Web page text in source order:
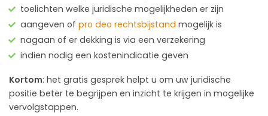
toelichten welke juridische mogelijkheden er zijn
aangeven of pro deo rechtsbijstand mogelijk is
nagaan of er dekking is via een verzekering
indien nodig een kostenindicatie geven
Kortom: het gratis gesprek helpt u om uw juridische
positie beter te begrijpen en inzicht te krijgen in mogelijke
vervolgstappen.